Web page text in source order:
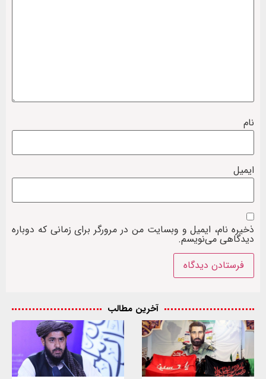
نام
ایمیل
ذخیره نام، ایمیل و وبسایت من در مرورگر برای زمانی که دوباره
دیدگاهی می‌نویسم.
آخرین مطالب